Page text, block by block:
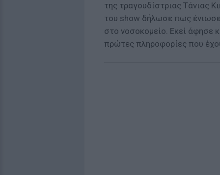
της τραγουδίστριας Τάνιας
του show δήλωσε πως
στο νοσοκομείο. Εκεί άφησε
πρώτες πληροφορίες που